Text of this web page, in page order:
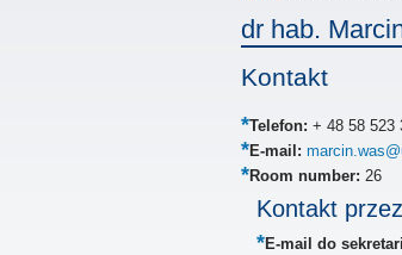
dr hab.
Kontakt
Telefon: + 48 58 523
E-mail:
Room number: 26
Kontakt
E-mail do